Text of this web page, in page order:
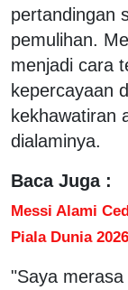
pertandingan
pemulihan.
menjadi cara
kepercayaan
kekhawatiran
dialaminya.
Baca Juga :
Messi Alami
Piala Dunia 2026
"Saya